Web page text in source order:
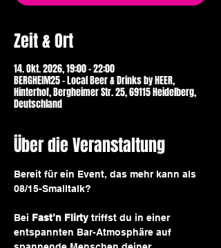
Zeit & Ort
14. Okt. 2026, 19:00 – 22:00
BERGHEIM25 - Local Beer & Drinks by HEER,
Hinterhof, Bergheimer Str. 25, 69115 Heidelberg,
Deutschland
Über die Veranstaltung
Bereit für ein Event, das mehr kann als
08/15-Smalltalk?
Bei Fast’n Flirty triffst du in einer
entspannten Bar-Atmosphäre auf